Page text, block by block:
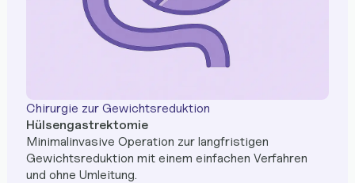
Chirurgie zur Gewichtsreduktion
Hülsengastrektomie
Minimalinvasive Operation zur langfristigen
Gewichtsreduktion mit einem einfachen Verfahren
und ohne Umleitung.